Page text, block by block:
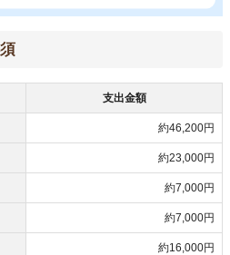
支出金額
約46,200円
約23,000円
約7,000円
約7,000円
約16,000円